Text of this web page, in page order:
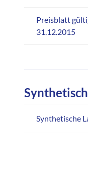
Preisblatt
31.12.2015
Synthetische